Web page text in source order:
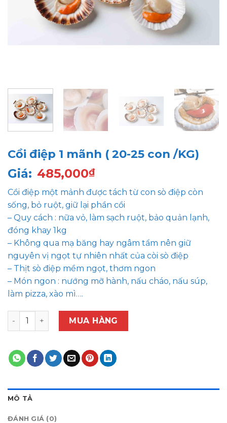
Cồi điệp 1 mãnh ( 20-25 con /KG)
Giá: 485,000₫
Cồi điệp một mảnh được tách từ con sò điệp còn
sống, bỏ ruột, giữ lại phần cồi
– Quy cách : nữa vỏ, làm sạch ruột, bảo quản lạnh,
đóng khay 1kg
– Không qua mạ băng hay ngâm tẩm nên giữ
nguyên vị ngọt tự nhiên nhất của còi sò điệp
– Thịt sò điệp mềm ngọt, thơm ngon
– Món ngon : nướng mỡ hành, nấu cháo, nấu súp,
làm pizza, xào mì….
Cồi điệp 1 mãnh ( 20-25 con /KG) số lượng
MUA HÀNG
MÔ TẢ
ĐÁNH GIÁ (0)